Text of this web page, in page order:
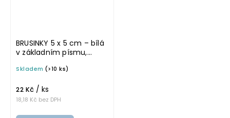
BRUSINKY 5 x 5 cm – bílá
v základním písmu,
na potravinové dózy
Skladem (>10 ks)
18,18 Kč bez DPH
22 Kč / ks